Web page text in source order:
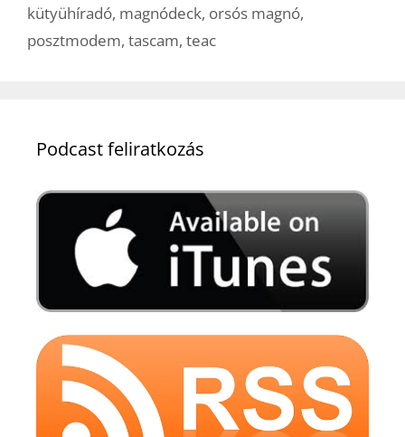
kütyühíradó, magnódeck, orsós magnó,
posztmodem, tascam, teac
Podcast feliratkozás